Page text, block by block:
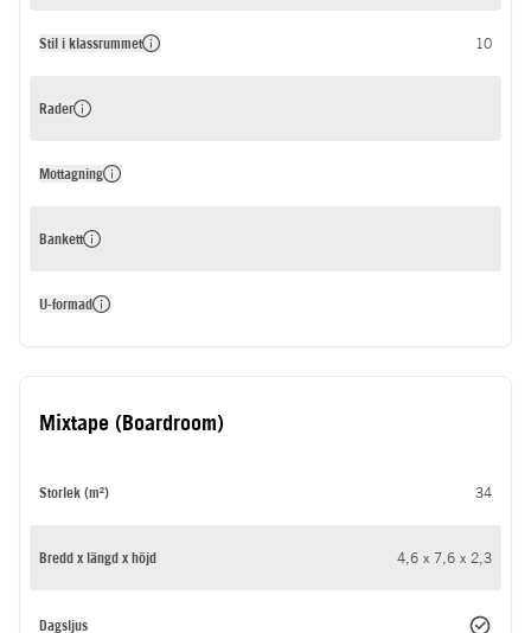
Stil i klassrummet 10
Rader
Mottagning
Bankett
U-formad
Mixtape (Boardroom)
Storlek (m²) 34
Bredd x längd x höjd 4,6 x 7,6 x 2,3
Dagsljus